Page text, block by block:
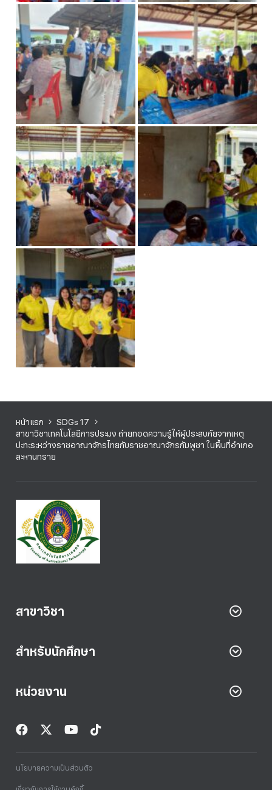
หน้าแรก
SDGs 17
สาขาวิชาเทคโนโลยีการประมง ถ่ายทอดความรู้ให้ผู้ประสบภัยจากเหตุ
ปะทะระหว่างราชอาณาจักรไทยกับราชอาณาจักรกัมพูชา ในพื้นที่อำเภอ
ละหานทราย
สาขาวิชา
สำหรับนักศึกษา
หน่วยงาน
นโยบายความเป็นส่วนตัว